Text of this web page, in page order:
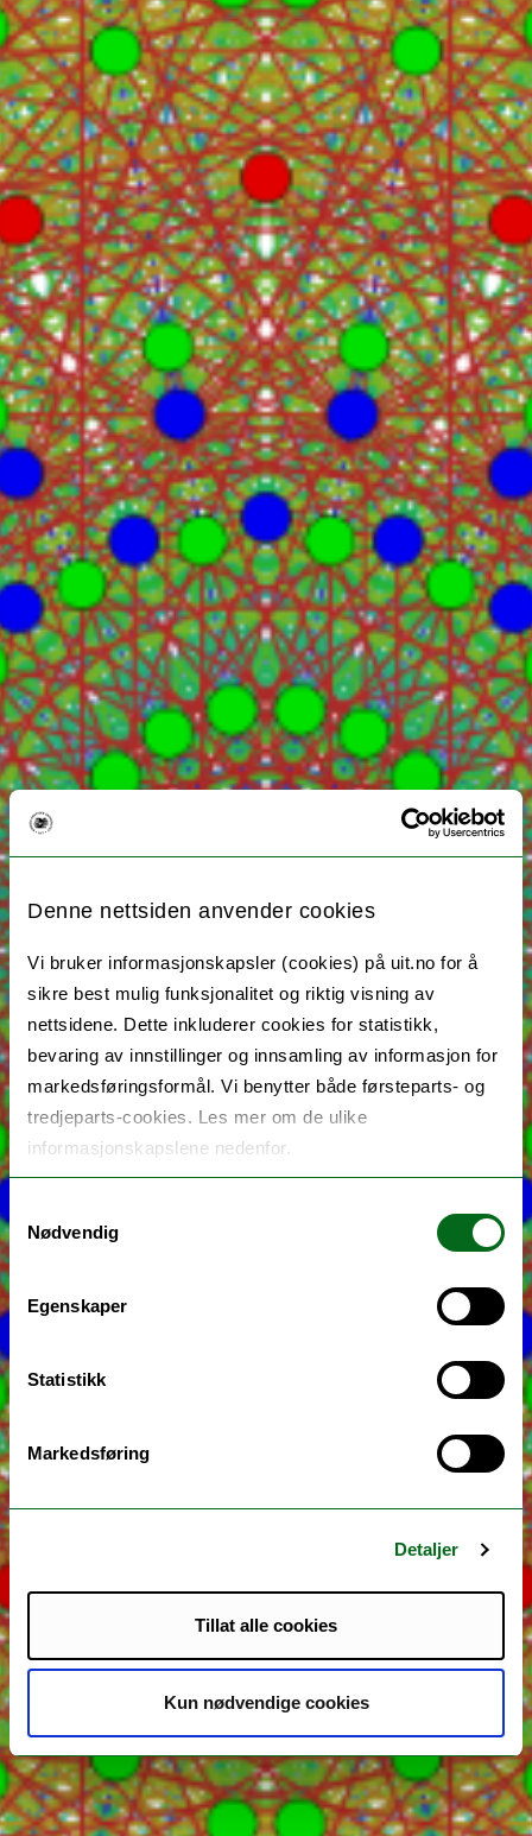
Denne nettsiden anvender cookies
Vi bruker informasjonskapsler (cookies) på uit.no for å
sikre best mulig funksjonalitet og riktig visning av
nettsidene. Dette inkluderer cookies for statistikk,
bevaring av innstillinger og innsamling av informasjon for
markedsføringsformål. Vi benytter både førsteparts- og
tredjeparts-cookies. Les mer om de ulike
informasjonskapslene nedenfor.
Nødvendig
Egenskaper
Statistikk
Markedsføring
Detaljer
Tillat alle cookies
Kun nødvendige cookies